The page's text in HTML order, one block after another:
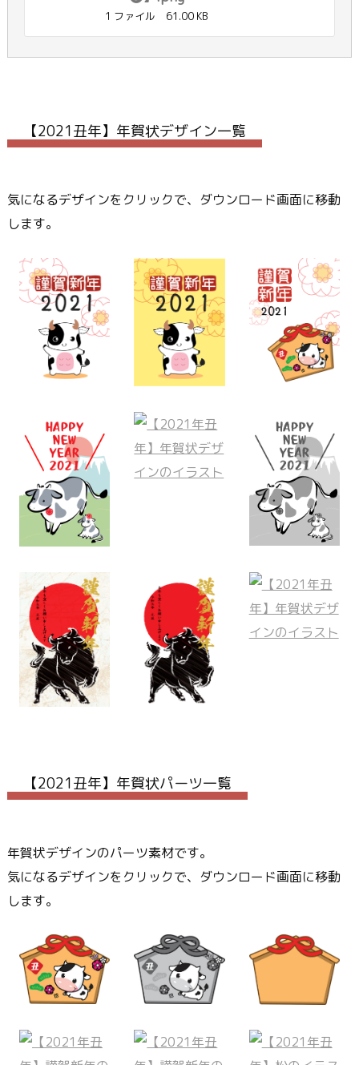
1 ファイル 61.00 KB
【2021丑年】年賀状デザイン一覧
気になるデザインをクリックで、ダウンロード画面に移動
します。
【2021丑年】年賀状パーツ一覧
年賀状デザインのパーツ素材です。
気になるデザインをクリックで、ダウンロード画面に移動
します。